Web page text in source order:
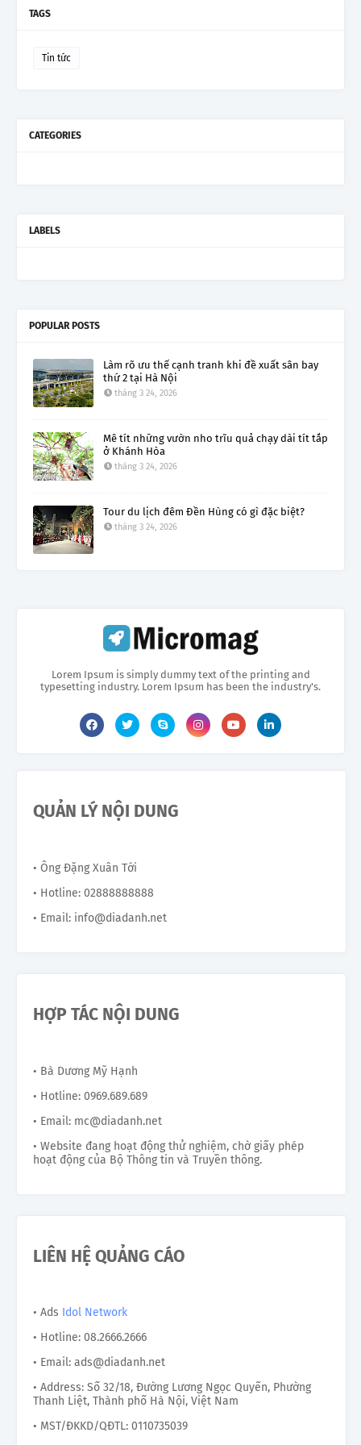
TAGS
Tin tức
CATEGORIES
LABELS
POPULAR POSTS
Làm rõ ưu thế cạnh tranh khi đề xuất sân bay
thứ 2 tại Hà Nội
tháng 3 24, 2026
Mê tít những vườn nho trĩu quả chạy dài tít tắp
ở Khánh Hòa
tháng 3 24, 2026
Tour du lịch đêm Đền Hùng có gì đặc biệt?
tháng 3 24, 2026
Lorem Ipsum is simply dummy text of the printing and
typesetting industry. Lorem Ipsum has been the industry's.
QUẢN LÝ NỘI DUNG
• Ông Đặng Xuân Tới
• Hotline: 02888888888
• Email: info@diadanh.net
HỢP TÁC NỘI DUNG
• Bà Dương Mỹ Hạnh
• Hotline: 0969.689.689
• Email: mc@diadanh.net
• Website đang hoạt động thử nghiệm, chờ giấy phép
hoạt động của Bộ Thông tin và Truyền thông.
LIÊN HỆ QUẢNG CÁO
• Ads Idol Network
• Hotline: 08.2666.2666
• Email: ads@diadanh.net
• Address: Số 32/18, Đường Lương Ngọc Quyến, Phường
Thanh Liệt, Thành phố Hà Nội, Việt Nam
• MST/ĐKKD/QĐTL: 0110735039